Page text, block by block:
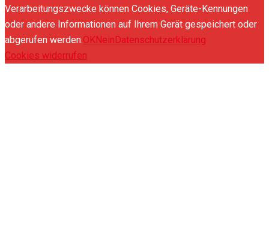
Verarbeitungszwecke können Cookies, Geräte-Kennungen
oder andere Informationen auf Ihrem Gerät gespeichert oder
abgerufen werden.OKNeinDatenschutzerklärung
Cookies widerrufen